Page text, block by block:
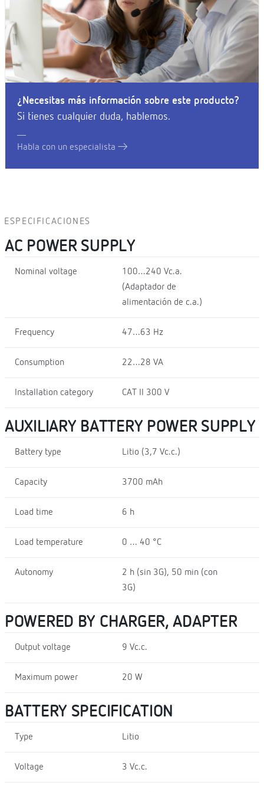
¿Necesitas más información sobre este producto?
Si tienes cualquier duda, hablemos.
Habla con un especialista
ESPECIFICACIONES
AC POWER SUPPLY
Nominal voltage
100…240 Vc.a.
(Adaptador de
alimentación de c.a.)
Frequency 47…63 Hz
Consumption 22…28 VA
Installation category CAT II 300 V
AUXILIARY BATTERY POWER SUPPLY
Battery type Litio (3,7 Vc.c.)
Capacity 3700 mAh
Load time 6 h
Load temperature 0 … 40 °C
Autonomy
2 h (sin 3G), 50 min (con
3G)
POWERED BY CHARGER, ADAPTER
Output voltage 9 Vc.c.
Maximum power 20 W
BATTERY SPECIFICATION
Type Litio
Voltage 3 Vc.c.